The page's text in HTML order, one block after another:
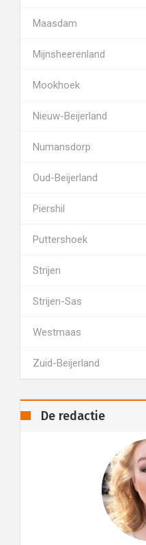
Maasdam
Mijnsheerenland
Mookhoek
Nieuw-Beijerland
Numansdorp
Oud-Beijerland
Piershil
Puttershoek
Strijen
Strijen-Sas
Westmaas
Zuid-Beijerland
De redactie